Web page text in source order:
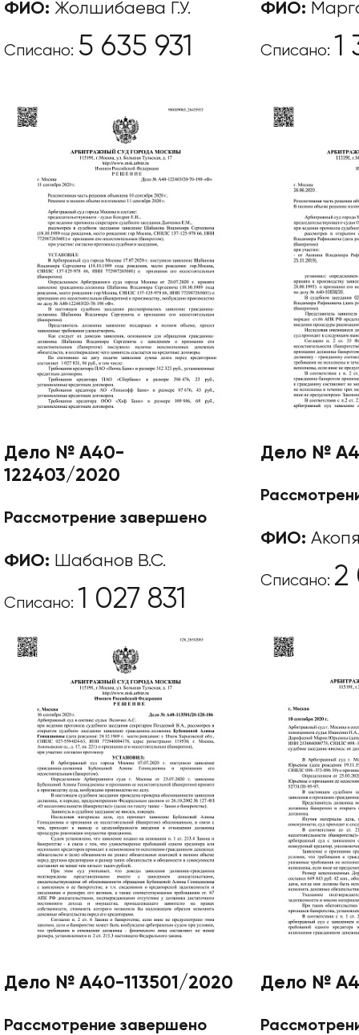
ФИО: Жолшибаева Г.У.
Списано: 5 635 931
ФИО:
Списано: 1
Дело № А40-
122403/2020
Рассмотрение завершено
ФИО: Шабанов В.С.
Списано: 1 027 831
Дело №
ФИО:
Списано: 2
Дело № А40-113501/2020
Рассмотрение завершено
Дело №